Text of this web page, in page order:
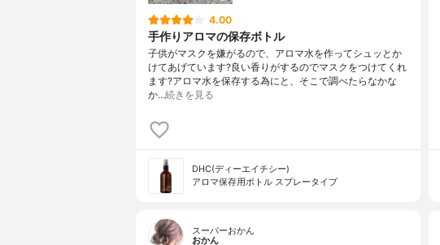
4.00
手作りアロマの保存ボトル
子供がマスクを嫌がるので、アロマ水を作ってシュッとか
けてあげています?良い香りがするのでマスクをつけてくれ
ます?アロマ水を保存する為にと、そこで調べたらなかな
か…続きを見る
DHC(ディーエイチシー)
アロマ保存用ボトル スプレータイプ
スーパーおかん
おかん